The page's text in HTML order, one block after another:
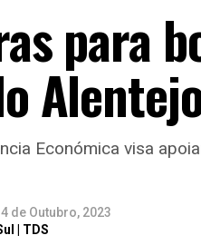
para
Económica visa
4 de Outubro, 2023
| TDS